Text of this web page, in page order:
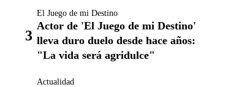
El Juego de mi Destino
Actor de 'El Juego de mi Destino'
lleva duro duelo desde hace años:
"La vida será agridulce"
Actualidad